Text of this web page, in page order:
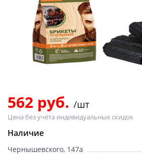
562 руб. /шт
Цена без учёта индивидуальных скидок
Наличие
Чернышевского, 147а
Добавляйте товары
в корзину
Оплачивайте сегодня только
25% картой любого банка
выбранный способом